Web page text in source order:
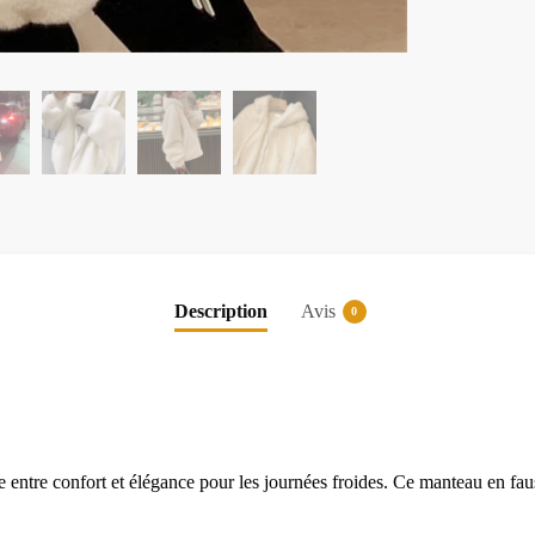
Description Avis 0
confort et élégance pour les journées froides. Ce manteau en